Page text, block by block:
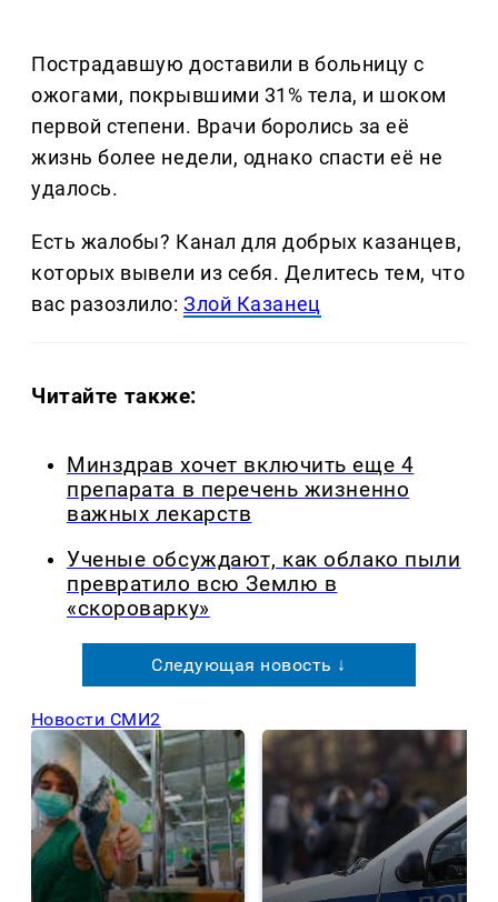
Пострадавшую доставили в больницу с
ожогами, покрывшими 31% тела, и шоком
первой степени. Врачи боролись за её
жизнь более недели, однако спасти её не
удалось.
Есть жалобы? Канал для добрых казанцев,
которых вывели из себя. Делитеcь тем, что
вас разозлило:Злой Казанец
Читайте также:
Минздрав хочет включить еще 4
препарата в перечень жизненно
важных лекарств
Ученые обсуждают, как облако пыли
превратило всю Землю в
«скороварку»
Следующая новость ↓
Новости СМИ2